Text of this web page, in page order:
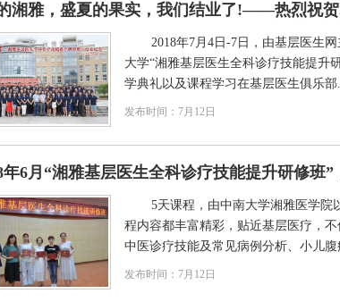
湘雅，盛夏的果实，我们结业了!——热烈祝贺
2018年7月4日-7日，由基层医生
大学“湘雅基层医生全科诊疗技能提升
学典礼以及课程学习在基层医生俱乐部
发布时间：7月12日
年6月“湘雅基层医生全科诊疗技能提升研修班”
5天课程，由中南大学湘雅医学院
程内容都丰富精彩，贴近基层医疗，
中医诊疗技能及常见病例分析、小儿
发布时间：7月12日